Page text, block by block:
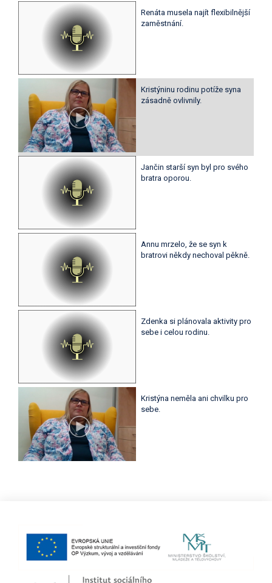
Renáta musela najít flexibilnější
zaměstnání.
Kristýninu rodinu potíže syna
zásadně ovlivnily.
Jančin starší syn byl pro svého
bratra oporou.
Annu mrzelo, že se syn k
bratrovi někdy nechoval pěkně.
Zdenka si plánovala aktivity pro
sebe i celou rodinu.
Kristýna neměla ani chvilku pro
sebe.